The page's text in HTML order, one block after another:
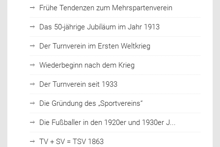
Frühe Tendenzen zum Mehrspartenverein
Das 50-jährige Jubiläum im Jahr 1913
Der Turnverein im Ersten Weltkrieg
Wiederbeginn nach dem Krieg
Der Turnverein seit 1933
Die Gründung des „Sportvereins“
Die Fußballer in den 1920er und 1930er J...
TV + SV = TSV 1863